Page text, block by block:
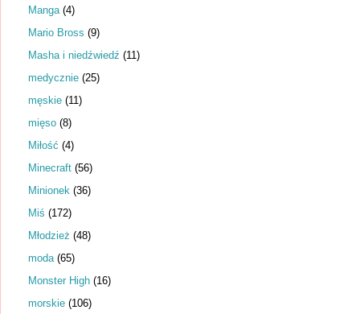
Manga (4)
Mario Bross (9)
Masha i niedźwiedź (11)
medycznie (25)
męskie (11)
mięso (8)
Miłość (4)
Minecraft (56)
Minionek (36)
Miś (172)
Młodzież (48)
moda (65)
Monster High (16)
morskie (106)